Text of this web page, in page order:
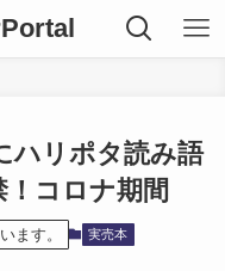
ハリポタ読み語
コロナ期間
ます。 実売本